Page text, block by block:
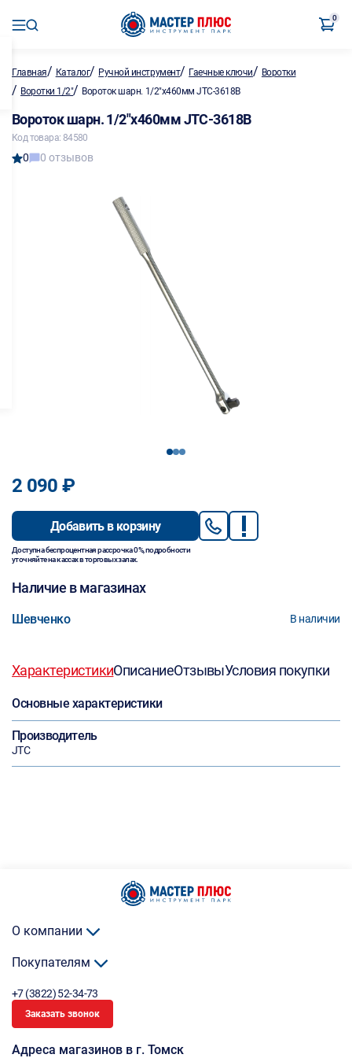
0
Главная/ Каталог/ Ручной инструмент/ Гаечные ключи/ Воротки
/ Воротки 1/2"/ Вороток шарн. 1/2"х460мм JTC-3618B
Вороток шарн. 1/2"х460мм JTC-3618B
Код товара: 84580
0 0 отзывов
123
2 090 ₽
Добавить в корзину
Доступна беспроцентная рассрочка 0%, подробности
уточняйте на кассах в торговых залах.
Наличие в магазинах
Шевченко В наличии
ХарактеристикиОписаниеОтзывыУсловия покупки
Основные характеристики
Производитель
JTC
О компании
Покупателям
+7 (3822) 52-34-73
Заказать звонок
Адреса магазинов в г. Томск